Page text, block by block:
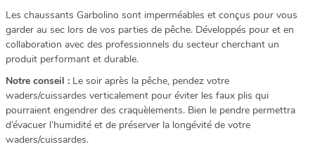
Les chaussants Garbolino sont imperméables et conçus pour vous
garder au sec lors de vos parties de pêche. Développés pour et en
collaboration avec des professionnels du secteur cherchant un
produit performant et durable.
Notre conseil : Le soir après la pêche, pendez votre
waders/cuissardes verticalement pour éviter les faux plis qui
pourraient engendrer des craquèlements. Bien le pendre permettra
d’évacuer l’humidité et de préserver la longévité de votre
waders/cuissardes.